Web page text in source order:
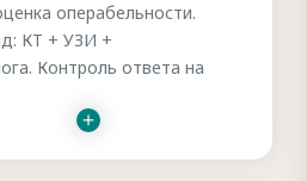
операбельности.
КТ + УЗИ +
Контроль ответа на